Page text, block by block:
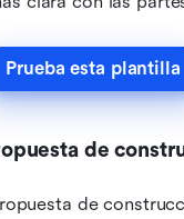
Prueba esta plantilla
de
de